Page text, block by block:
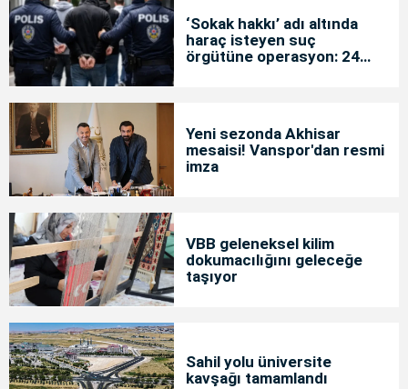
‘Sokak hakkı’ adı altında
haraç isteyen suç
örgütüne operasyon: 24
Yeni sezonda Akhisar
mesaisi! Vanspor'dan resmi
imza
VBB geleneksel kilim
dokumacılığını geleceğe
taşıyor
Sahil yolu üniversite
kavşağı tamamlandı